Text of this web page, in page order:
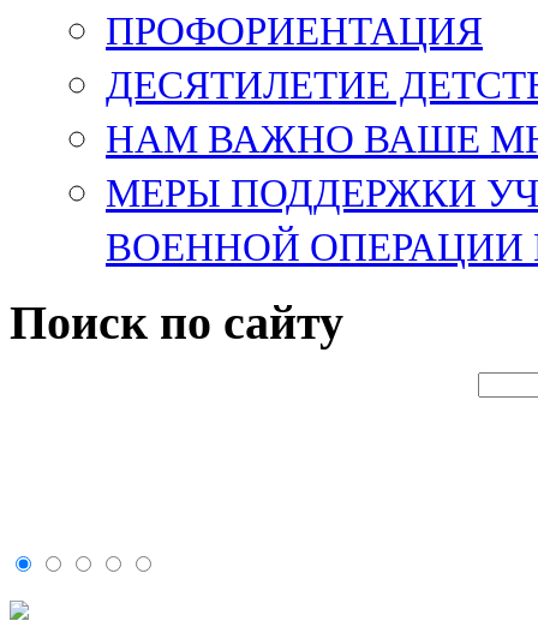
ПРОФОРИЕНТАЦИЯ
ДЕСЯТИЛЕТИЕ
НАМ ВАЖНО ВАШЕ
МЕРЫ ПОДДЕРЖКИ
ВОЕННОЙ ОПЕРАЦИИ
Поиск по сайту